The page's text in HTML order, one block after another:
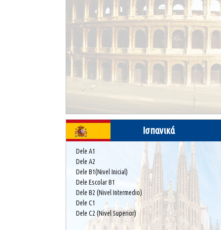
Ισπανικά
Dele A1
Dele A2
Dele B1(Nivel Inicial)
Dele Escolar B1
Dele B2 (Nivel Intermedio)
Dele C1
Dele C2 (Nivel Superior)